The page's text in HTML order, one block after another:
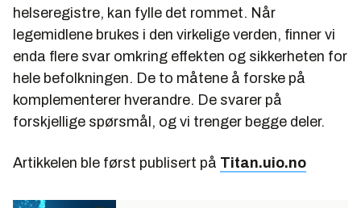
helseregistre, kan fylle det rommet. Når
legemidlene brukes i den virkelige verden, finner vi
enda flere svar omkring effekten og sikkerheten for
hele befolkningen. De to måtene å forske på
komplementerer hverandre. De svarer på
forskjellige spørsmål, og vi trenger begge deler.
Artikkelen ble først publisert på Titan.uio.no